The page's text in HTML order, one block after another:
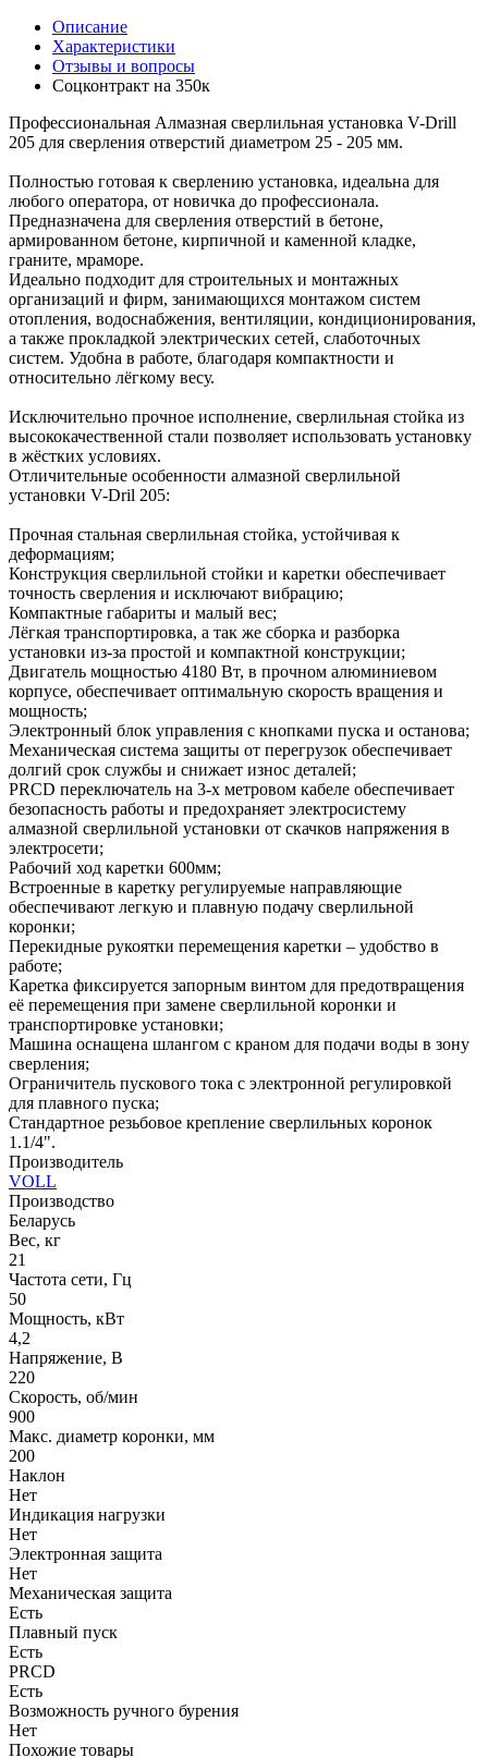
Описание
Характеристики
Отзывы и вопросы
Соцконтракт на 350к
Профессиональная Алмазная сверлильная установка V-Drill
205 для сверления отверстий диаметром 25 - 205 мм.
Полностью готовая к сверлению установка, идеальна для
любого оператора, от новичка до профессионала.
Предназначена для сверления отверстий в бетоне,
армированном бетоне, кирпичной и каменной кладке,
граните, мраморе.
Идеально подходит для строительных и монтажных
организаций и фирм, занимающихся монтажом систем
отопления, водоснабжения, вентиляции, кондиционирования,
а также прокладкой электрических сетей, слаботочных
систем. Удобна в работе, благодаря компактности и
относительно лёгкому весу.
Исключительно прочное исполнение, сверлильная стойка из
высококачественной стали позволяет использовать установку
в жёстких условиях.
Отличительные особенности алмазной сверлильной
установки V-Dril 205:
Прочная стальная сверлильная стойка, устойчивая к
деформациям;
Конструкция сверлильной стойки и каретки обеспечивает
точность сверления и исключают вибрацию;
Компактные габариты и малый вес;
Лёгкая транспортировка, а так же сборка и разборка
установки из-за простой и компактной конструкции;
Двигатель мощностью 4180 Вт, в прочном алюминиевом
корпусе, обеспечивает оптимальную скорость вращения и
мощность;
Электронный блок управления с кнопками пуска и останова;
Механическая система защиты от перегрузок обеспечивает
долгий срок службы и снижает износ деталей;
PRCD переключатель на 3-х метровом кабеле обеспечивает
безопасность работы и предохраняет электросистему
алмазной сверлильной установки от скачков напряжения в
электросети;
Рабочий ход каретки 600мм;
Встроенные в каретку регулируемые направляющие
обеспечивают легкую и плавную подачу сверлильной
коронки;
Перекидные рукоятки перемещения каретки – удобство в
работе;
Каретка фиксируется запорным винтом для предотвращения
её перемещения при замене сверлильной коронки и
транспортировке установки;
Машина оснащена шлангом с краном для подачи воды в зону
сверления;
Ограничитель пускового тока с электронной регулировкой
для плавного пуска;
Стандартное резьбовое крепление сверлильных коронок
1.1/4".
Производитель
VOLL
Производство
Беларусь
Вес, кг
21
Частота сети, Гц
50
Мощность, кВт
4,2
Напряжение, В
220
Скорость, об/мин
900
Макс. диаметр коронки, мм
200
Наклон
Нет
Индикация нагрузки
Нет
Электронная защита
Нет
Механическая защита
Есть
Плавный пуск
Есть
PRCD
Есть
Возможность ручного бурения
Нет
Похожие товары